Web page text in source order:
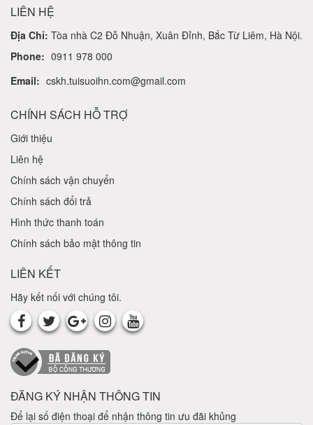
LIÊN HỆ
Địa Chỉ: Tòa nhà C2 Đỗ Nhuận, Xuân Đỉnh, Bắc Từ Liêm, Hà Nội.
Phone: 0911 978 000
Email: cskh.tuisuoihn.com@gmail.com
CHÍNH SÁCH HỖ TRỢ
Giới thiệu
Liên hệ
Chính sách vận chuyển
Chính sách đổi trả
Hình thức thanh toán
Chính sách bảo mật thông tin
LIÊN KẾT
Hãy kết nối với chúng tôi.
ĐĂNG KÝ NHẬN THÔNG TIN
Để lại số điện thoại để nhận thông tin ưu đãi khủng